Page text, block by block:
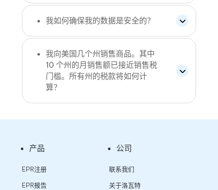
我如何确保我的数据是安全的？
我向美国几个州销售商品。其中
10 个州的月销售额已接近销售税
门槛。所有州的税款将如何计
算？
产品
EPR注册
EPR报告
公司
联系我们
关于洛瓦特